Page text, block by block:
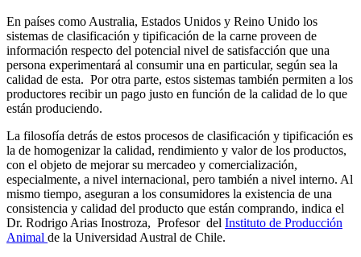
En países como Australia, Estados Unidos y Reino Unido los
sistemas de clasificación y tipificación de la carne proveen de
información respecto del potencial nivel de satisfacción que una
persona experimentará al consumir una en particular, según sea la
calidad de esta. Por otra parte, estos sistemas también permiten a los
productores recibir un pago justo en función de la calidad de lo que
están produciendo.
La filosofía detrás de estos procesos de clasificación y tipificación es
la de homogenizar la calidad, rendimiento y valor de los productos,
con el objeto de mejorar su mercadeo y comercialización,
especialmente, a nivel internacional, pero también a nivel interno. Al
mismo tiempo, aseguran a los consumidores la existencia de una
consistencia y calidad del producto que están comprando, indica el
Dr. Rodrigo Arias Inostroza, Profesor del Instituto de Producción
Animal de la Universidad Austral de Chile.